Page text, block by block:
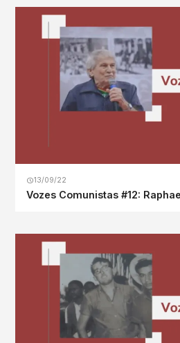
13/09/22
Vozes Comunistas #12: